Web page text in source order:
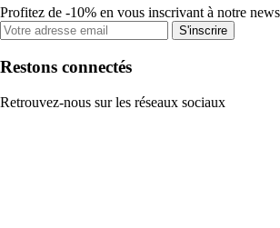
Profitez de -10% en vous inscrivant à notre
S'inscrire
Restons connectés
Retrouvez-nous sur les réseaux sociaux